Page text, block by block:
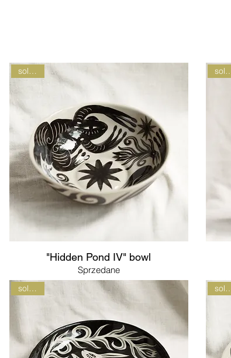
sold out
"Hidden Pond IV" bowl
Sprzedane
sold out